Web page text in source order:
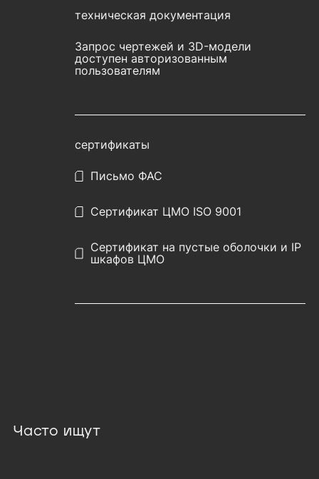
техническая документация
Запрос чертежей и 3D-модели
доступен авторизованным
пользователям
сертификаты
Письмо ФАС
Сертификат ЦМО ISO 9001
Сертификат на пустые оболочки и IP
шкафов ЦМО
Часто ищут